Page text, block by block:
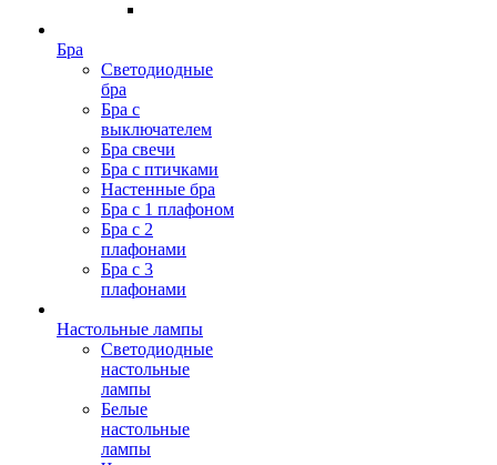
Бра
Светодиодные
бра
Бра с
выключателем
Бра свечи
Бра с птичками
Настенные бра
Бра с 1 плафоном
Бра с 2
плафонами
Бра с 3
плафонами
Настольные лампы
Светодиодные
настольные
лампы
Белые
настольные
лампы